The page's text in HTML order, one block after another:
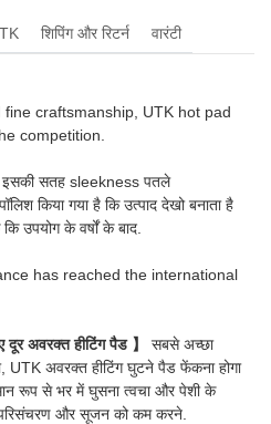
शिपिंग और रिटर्न
वारंटी
fine craftsmanship, UTK hot pad
competition.
सतह sleekness पतले
किया गया है कि उत्पाद देखो बनाता है
उपयोग के वर्षों के बाद.
has reached the international
दूर अवरक्त हीटिंग पैड 】 सबसे अच्छा
UTK अवरक्त हीटिंग घुटने पैड फेंकना होगा
रूप से भर में घुसना त्वचा और पेशी के
परिसंचरण और सूजन को कम करने.